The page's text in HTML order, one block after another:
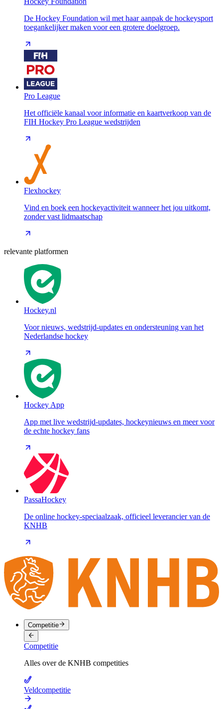
De Hockey Foundation wil met haar aanpak de hockeysport
toegankelijker maken voor een grotere doelgroep.
Pro League
Het officiële kanaal voor informatie en kaartverkoop van de
FIH Hockey Pro League wedstrijden
Flexhockey
Vind en boek een hockeyactiviteit wanneer het jou uitkomt,
zonder vast lidmaatschap
relevante platformen
Hockey.nl
Voor nieuws, wedstrijd-updates en ondersteuning van het
Nederlandse hockey
Hockey App
App met live wedstrijd-updates, hockeynieuws en meer voor
de echte hockey fans
PassaHockey
De online hockey-speciaalzaak, officieel leverancier van de
KNHB
Competitie
Competitie
Alles over de KNHB competities
Veldcompetitie